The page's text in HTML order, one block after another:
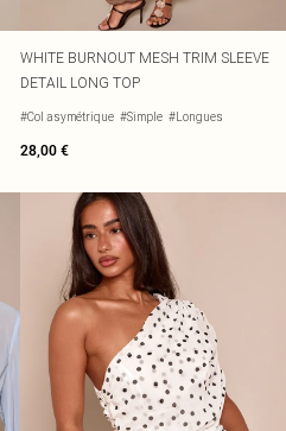
WHITE BURNOUT MESH TRIM SLEEVE
DETAIL LONG TOP
#Col asymétrique #Simple #Longues
28,00 €